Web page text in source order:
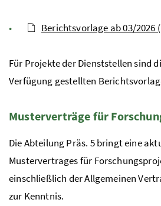
Berichtsvorlage ab 03/2026
Für Projekte der Dienststellen sind
Verfügung gestellten
Musterverträge für
Die AbteilungPräs. 5 bringt eine
Mustervertrages für
einschließlich der Allgemeinen
zur Kenntnis.